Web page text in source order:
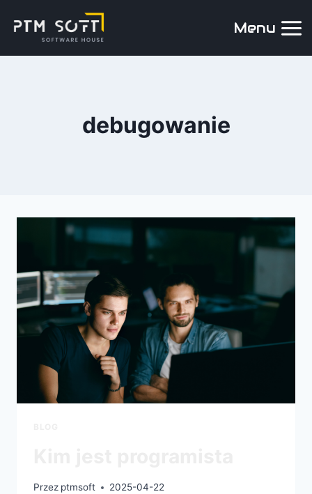
Menu
debugowanie
Przez ptmsoft 2025-04-22